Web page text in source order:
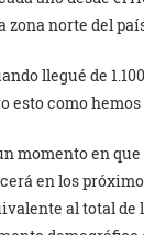
zona norte del
llegué de
esto como
momento en
en los
al total de